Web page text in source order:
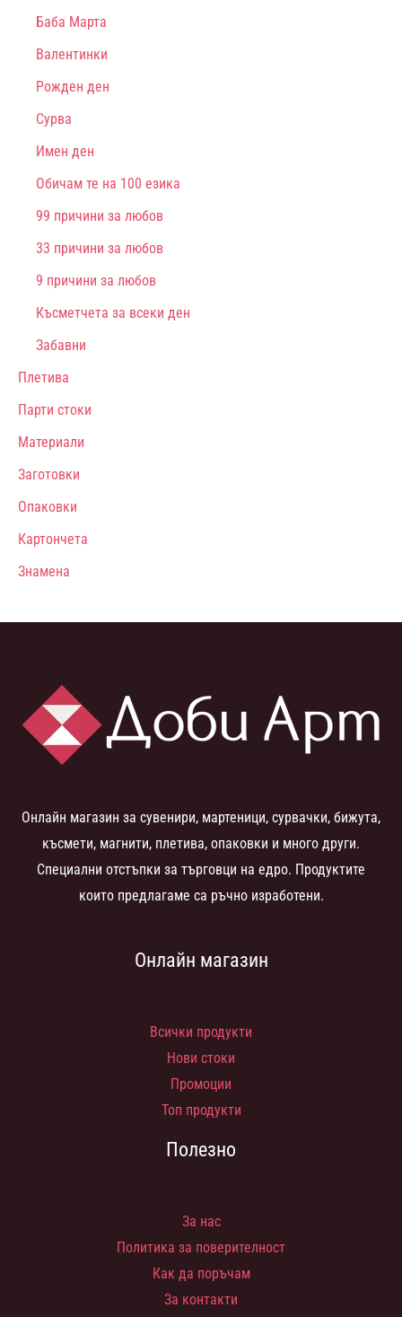
Баба Марта
Валентинки
Рожден ден
Сурва
Имен ден
Обичам те на 100 езика
99 причини за любов
33 причини за любов
9 причини за любов
Късметчета за всеки ден
Забавни
Плетива
Парти стоки
Материали
Заготовки
Опаковки
Картончета
Знамена
Онлайн магазин за сувенири, мартеници, сурвачки, бижута,
късмети, магнити, плетива, опаковки и много други.
Специални отстъпки за търговци на едро. Продуктите
които предлагаме са ръчно изработени.
Онлайн магазин
Всички продукти
Нови стоки
Промоции
Топ продукти
Полезно
За нас
Политика за поверителност
Как да поръчам
За контакти